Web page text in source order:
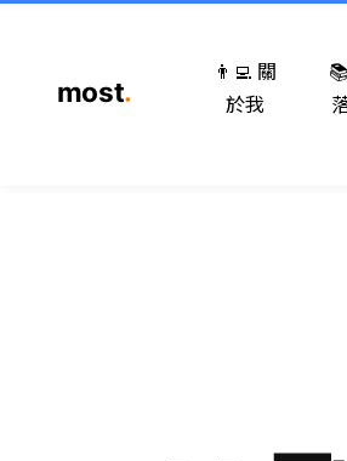
👨‍💻 關
於我